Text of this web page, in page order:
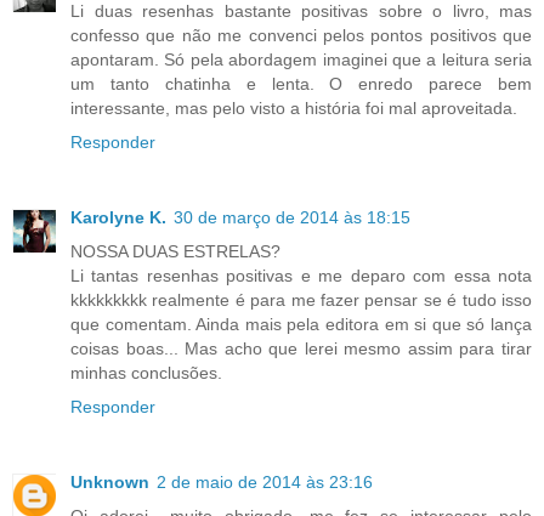
Li duas resenhas bastante positivas sobre o livro, mas
confesso que não me convenci pelos pontos positivos que
apontaram. Só pela abordagem imaginei que a leitura seria
um tanto chatinha e lenta. O enredo parece bem
interessante, mas pelo visto a história foi mal aproveitada.
Responder
Karolyne K. 30 de março de 2014 às 18:15
NOSSA DUAS ESTRELAS?
Li tantas resenhas positivas e me deparo com essa nota
kkkkkkkkk realmente é para me fazer pensar se é tudo isso
que comentam. Ainda mais pela editora em si que só lança
coisas boas... Mas acho que lerei mesmo assim para tirar
minhas conclusões.
Responder
Unknown 2 de maio de 2014 às 23:16